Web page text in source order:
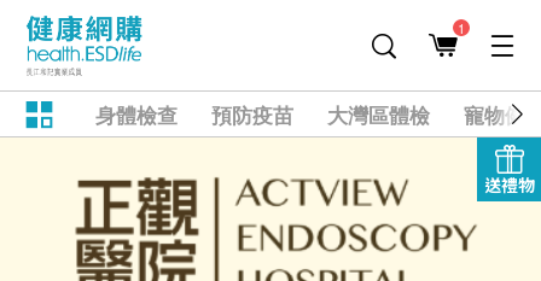
1
身體檢查 預防疫苗 大灣區體檢 寵物健
送禮物